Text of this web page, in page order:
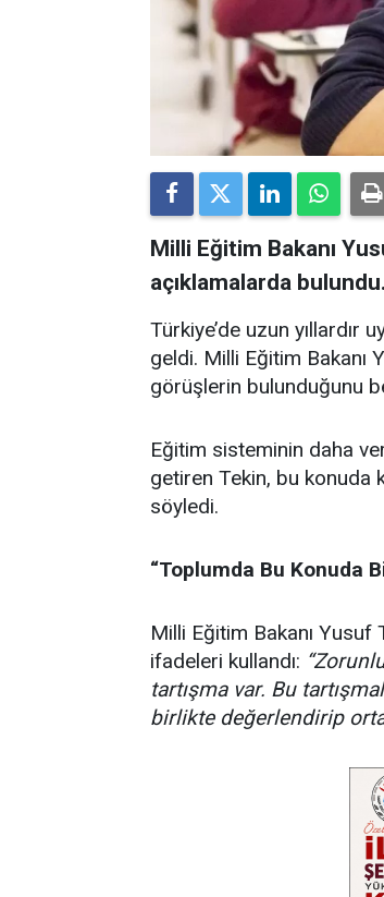
Milli Eğitim Bakanı
açıklamalarda
Türkiye’de uzun yıllardır
geldi. Milli Eğitim Bakanı
görüşlerin bulunduğunu
Eğitim sisteminin daha
getiren Tekin, bu konuda
söyledi.
“Toplumda Bu Konuda
Milli Eğitim Bakanı
ifadeleri kullandı:
tartışma var. Bu
birlikte değerlendirip